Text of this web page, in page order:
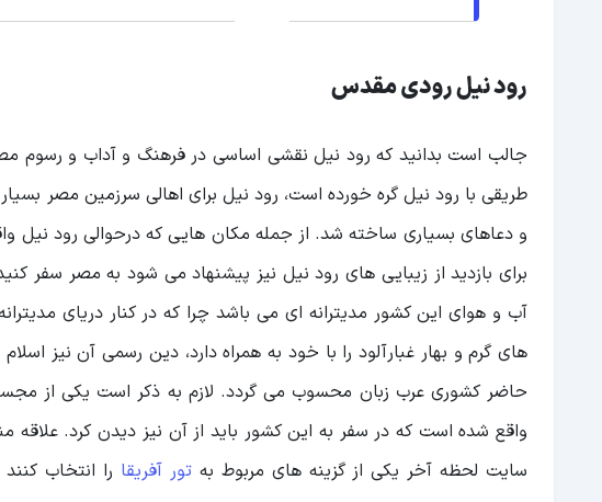
رود نیل رودی مقدس
جالب است بدانید که رود نیل نقشی اساسی در فرهنگ و آداب و رسوم
طریقی با رود نیل گره خورده است، رود نیل برای اهالی سرزمین مصر
و دعاهای بسیاری ساخته شد. از جمله مکان هایی که درحوالی رود نیل
برای بازدید از زیبایی های رود نیل نیز پیشنهاد می شود به مصر سفر
آب و هوای این کشور مدیترانه ای می باشد چرا که در کنار دریای
های گرم و بهار غبارآلود را با خود به همراه دارد، دین رسمی آن نیز
حاضر کشوری عرب زبان محسوب می گردد. لازم به ذکر است یکی از
واقع شده است که در سفر به این کشور باید از آن نیز دیدن کرد. علاقه
سایت لحظه آخر یکی از گزینه های مربوط به تور آفریقا را انتخاب